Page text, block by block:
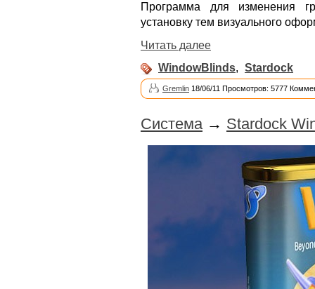
Программа для изменения
установку тем визуального
Читать далее
WindowBlinds, Stardock
Gremlin 18/06/11 Просмотров: 5777
Система→ Stardock